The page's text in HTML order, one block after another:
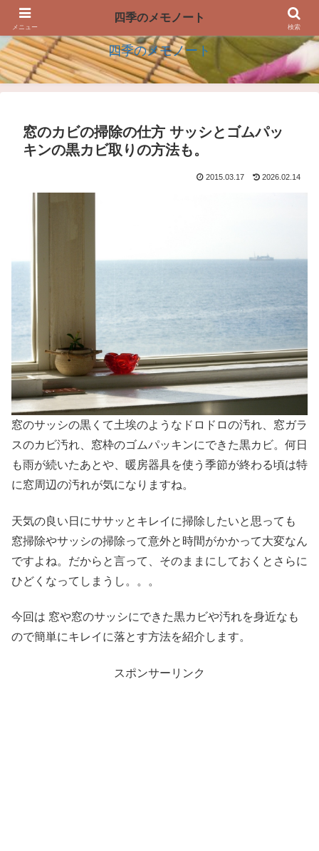
四季の生活を楽しむアイデアのメモノート
四季のメモノート
窓のカビの掃除の仕方 サッシとゴムパッ
キンの黒カビ取りの方法も。
2015.03.17 2026.02.14
窓のサッシの黒くて土埃のようなドロドロの汚れ、窓ガラ
スのカビ汚れ、窓枠のゴムパッキンにできた黒カビ。何日
も雨が続いたあとや、暖房器具を使う季節が終わる頃は特
に窓周辺の汚れが気になりますね。
天気の良い日にササッとキレイに掃除したいと思っても
窓掃除やサッシの掃除って意外と時間がかかって大変なん
ですよね。だからと言って、そのままにしておくとさらに
ひどくなってしまうし。。。
今回は 窓や窓のサッシにできた黒カビや汚れを身近なも
ので簡単にキレイに落とす方法を紹介します。
スポンサーリンク
メニュー
四季のメモノート
検索